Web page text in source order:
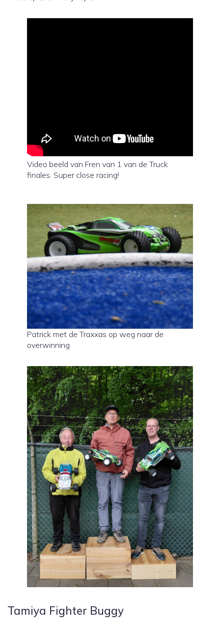
Video beeld van Fren van 1 van de Truck
finales. Super close racing!
Patrick met de Traxxas op weg naar de
overwinning
Tamiya Fighter Buggy